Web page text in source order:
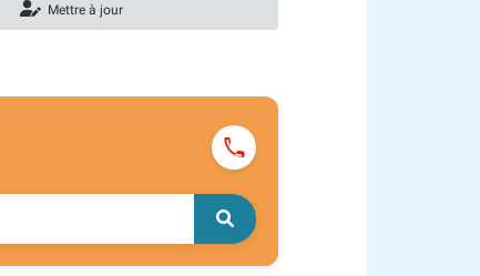
Mettre à jour